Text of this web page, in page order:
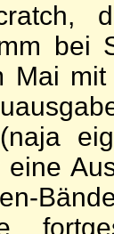
bei
Mai
eine